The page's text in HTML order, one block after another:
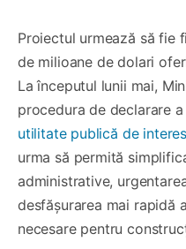
Proiectul urmează să fie
de milioane de dolari
La începutul lunii mai,
procedura de declarare
utilitate publică de
urma să permită
administrative,
desfășurarea mai rapidă
necesare pentru